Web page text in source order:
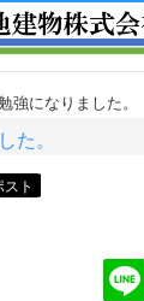
強になりました。
た。